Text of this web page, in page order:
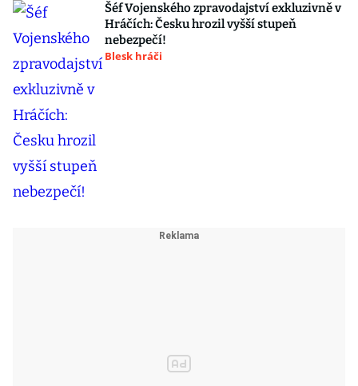
Šéf Vojenského zpravodajství exkluzivně v
Hráčích: Česku hrozil vyšší stupeň
nebezpečí!
Blesk hráči